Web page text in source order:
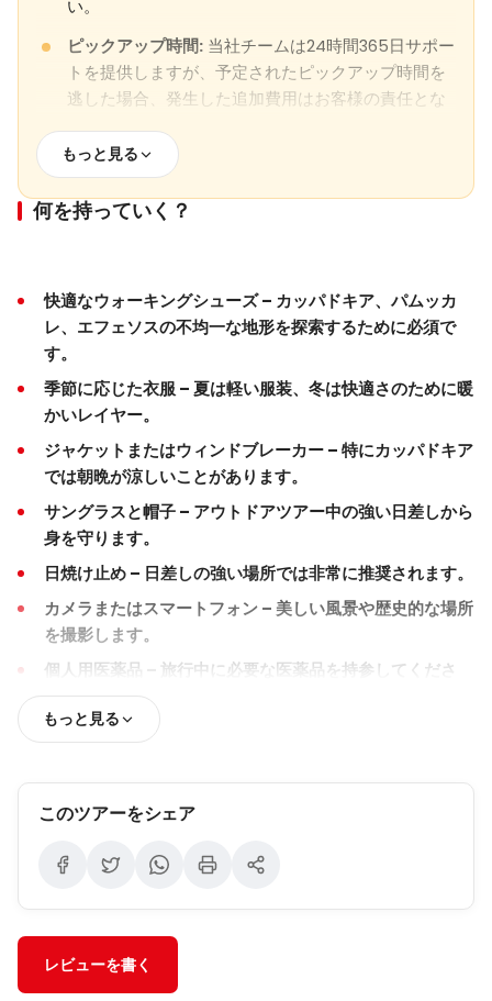
い。
ピックアップ時間: 当社チームは24時間365日サポー
トを提供しますが、予定されたピックアップ時間を
逃した場合、発生した追加費用はお客様の責任とな
ります。ベストカッパドキアツアーはそのような状
況に対して責任を負いません。
に携帯電話、充電器、カメラなどの貴重品を持って
ムサインで手配されます。イスタンブール空港に到
着したら、当社のスタッフが待機している出口ゲー
食事制限:食物アレルギーがある場合やベジタリアン
ダイエットを遵守している場合は、事前にお知らせ
ください。
スムーズで安全、かつ楽しい旅行体験が確保されま
す。
素晴らしい旅をお祈りします！
ベストカッパドキアツアーチーム
もっと見る
何を持っていく？
快適なウォーキングシューズ– カッパドキア、パムッカ
レ、エフェソスの不均一な地形を探索するために必須で
す。
季節に応じた衣服– 夏は軽い服装、冬は快適さのために暖
かいレイヤー。
ジャケットまたはウィンドブレーカー – 特にカッパドキア
では朝晩が涼しいことがあります。
サングラスと帽子 – アウトドアツアー中の強い日差しから
身を守ります。
日焼け止め – 日差しの強い場所では非常に推奨されます。
カメラまたはスマートフォン – 美しい風景や歴史的な場所
を撮影します。
個人用医薬品
– 旅行中に必要な医薬品を持参してくださ
い。
小型バックパック
– お土産、オプショナルツア
ー、個人的な支出のため。
水筒
– 長時間のツアーやウォーキング中に水分補給を行い
ます。
もっと見る
このツアーをシェア
レビューを書く